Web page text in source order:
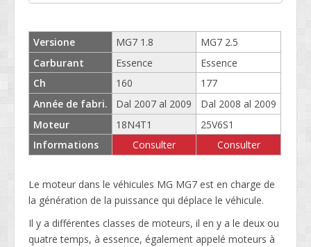
Versione
Carburant
Ch
Année de fabri.
Moteur
Informations
MG7 1.8
Essence
160
Dal 2007 al 2009
18N4T1
Consulter
MG7 2.5
Essence
177
Dal 2008 al 2009
25V6S1
Consulter
Le moteur dans le véhicules MG MG7 est en charge de
la génération de la puissance qui déplace le véhicule.
Il y a différentes classes de moteurs, il en y a le deux ou
quatre temps, à essence, également appelé moteurs à